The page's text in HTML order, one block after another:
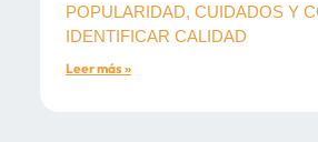
POPULARIDAD, CUIDADOS Y
IDENTIFICAR CALIDAD
Leer más »